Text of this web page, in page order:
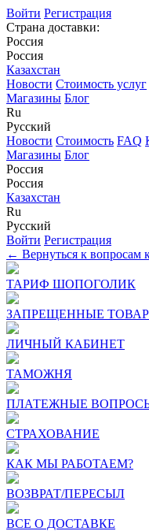
Войти Регистрация
Страна доставки:
Россия
Россия
Казахстан
Новости Стоимость услуг
Магазины Блог
Ru
Русский
Новости Стоимость FAQ
Магазины Блог
Россия
Россия
Казахстан
Ru
Русский
Войти Регистрация
← Вернуться к вопросам
ТАРИФ ШОПОГОЛИК
ЗАПРЕЩЕННЫЕ
ЛИЧНЫЙ КАБИНЕТ
ТАМОЖНЯ
ПЛАТЕЖНЫЕ
СТРАХОВАНИЕ
КАК МЫ РАБОТАЕМ?
ВОЗВРАТ/ПЕРЕСЫЛ
ВСЕ О ДОСТАВКЕ